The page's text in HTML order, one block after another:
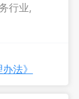
行业,
法》